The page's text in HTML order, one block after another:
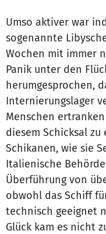
Umso aktiver war
sogenannte
Wochen mit immer
Panik unter den
herumgesprochen,
Internierungslager
Menschen
diesem Schicksal
Schikanen, wie sie
Italienische
Überführung von
obwohl das Schiff
technisch geeignet
Glück kam es nicht